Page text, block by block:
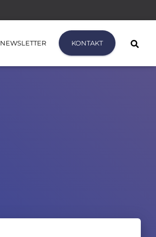
NEWSLETTER KONTAKT